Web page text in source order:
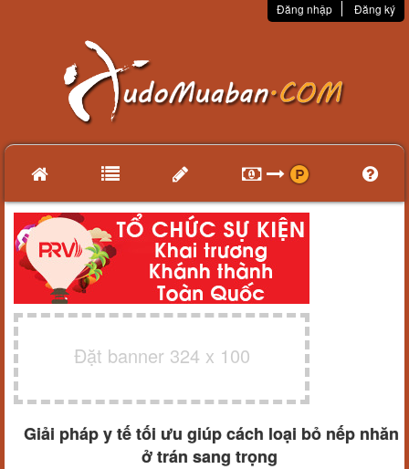
Đăng nhập Đăng ký
Đặt banner 324 x 100
Giải pháp y tế tối ưu giúp cách loại bỏ nếp nhăn
ở trán sang trọng